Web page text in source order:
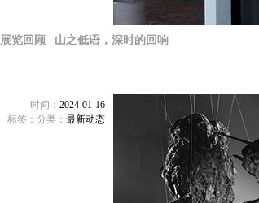
展览回顾 | 山之低语，深时的回响
时间： 2024-01-16
分类： 最新动态
标签：